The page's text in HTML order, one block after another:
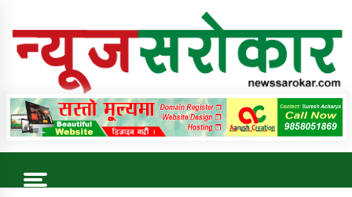
Online News Portal